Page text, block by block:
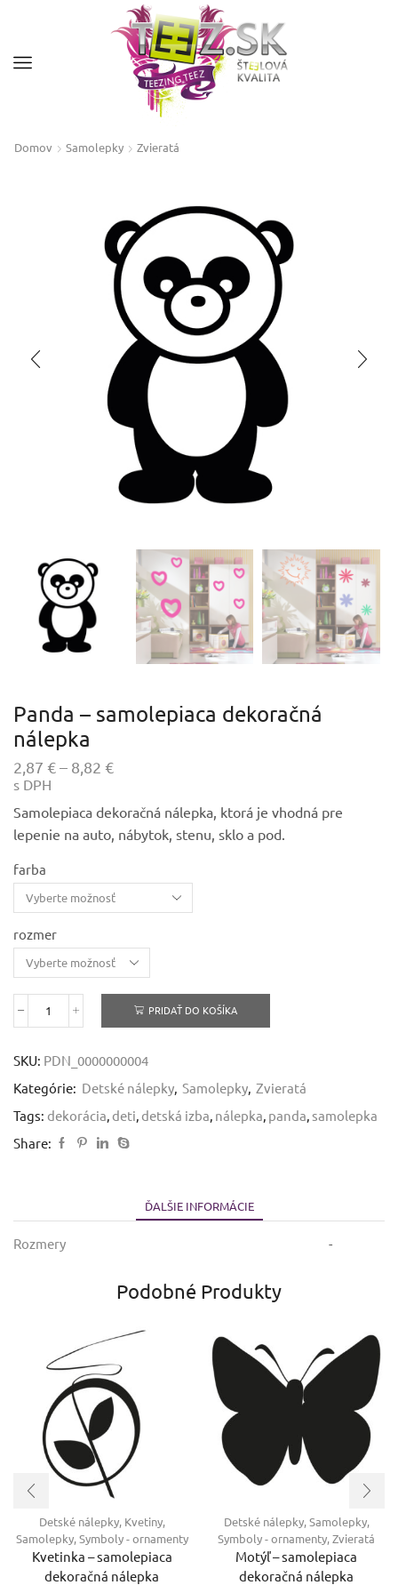
Domov Samolepky Zvieratá
Panda – samolepiaca dekoračná
nálepka
2,87 €– 8,82 €Price
2,87 €
through
8,82 €
s DPH
Samolepiaca dekoračná nálepka, ktorá je vhodná pre
lepenie na auto, nábytok, stenu, sklo a pod.
farba
rozmer
množstvo
Panda
samolepiaca
dekoračná
nálepka
PRIDAŤ DO KOŠÍKA
SKU: PDN_0000000004
Kategórie: Detské nálepky Samolepky Zvieratá
Tags: dekorácia deti detská izba nálepka panda samolepka
Share:
ĎALŠIE INFORMÁCIE
Rozmery -
Podobné Produkty
Detské nálepky, Kvetiny,
Samolepky,Symboly - ornamenty
Kvetinka – samolepiaca
dekoračná nálepka
Detské nálepky,Samolepky,
Symboly - ornamenty,Zvieratá
Motýľ – samolepiaca
dekoračná nálepka